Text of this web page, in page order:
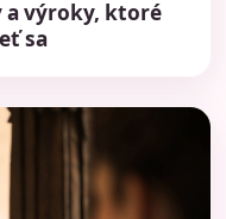
a výroky, ktoré
sa